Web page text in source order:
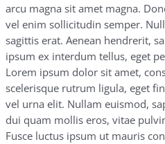
arcu magna sit amet magna.
vel enim sollicitudin semper.
sagittis erat. Aenean hendrerit,
ipsum ex interdum tellus, eget
Lorem ipsum dolor sit amet,
scelerisque rutrum ligula, eget
vel urna elit. Nullam euismod,
dui quam mollis eros, vitae
Fusce luctus ipsum ut mauris